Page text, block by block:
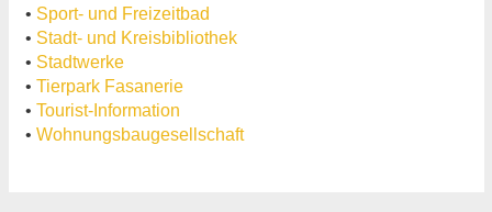
• Sport- und Freizeitbad
• Stadt- und Kreisbibliothek
• Stadtwerke
• Tierpark Fasanerie
• Tourist-Information
• Wohnungsbaugesellschaft